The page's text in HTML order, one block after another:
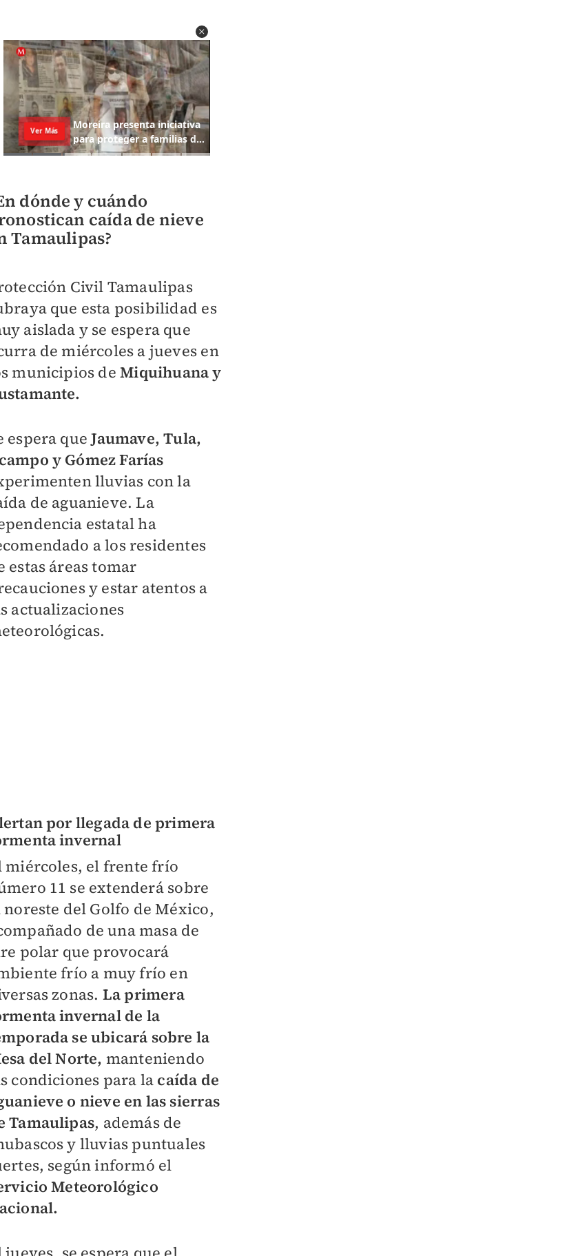
dónde y cuándo
caída de nieve
Tamaulipas?
Civil Tamaulipas
que esta posibilidad es
aislada y se espera que
de miércoles a jueves en
municipios deMiquihuana y
espera queJaumave, Tula,
y Gómez Farías
lluvias con la
de aguanieve. La
estatal ha
a los residentes
estas áreas tomar
y estar atentos a
actualizaciones
por llegada de primera
invernal
miércoles, el frente frío
11 se extenderá sobre
noreste del Golfo de México,
de una masa de
polar que provocará
frío a muy frío en
zonas. La primera
invernal de la
se ubicará sobre la
del Norte, manteniendo
condiciones para la caída de
o nieve en las sierras
Tamaulipas, además de
y lluvias puntuales
según informó el
Meteorológico